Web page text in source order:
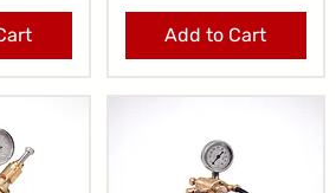
Add to Cart